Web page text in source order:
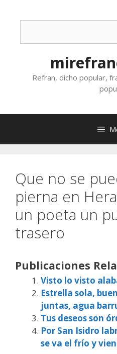
Refran, dicho popular,
Que no se
pierna en
un poeta un
trasero
Publicaciones
Visto lo visto
Estrella sola,
juntas, agua
Tus deseos son
Por San Isidro
se va el frío y